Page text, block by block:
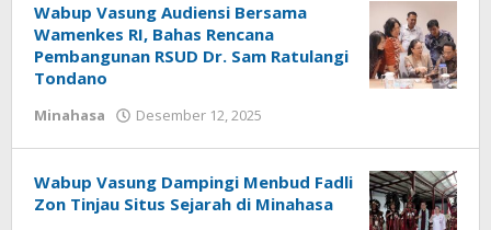
Wabup Vasung Audiensi Bersama
Wamenkes RI, Bahas Rencana
Pembangunan RSUD Dr. Sam Ratulangi
Tondano
Minahasa Desember 12, 2025
Wabup Vasung Dampingi Menbud Fadli
Zon Tinjau Situs Sejarah di Minahasa